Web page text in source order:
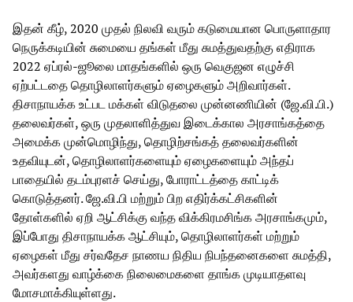
இதன் கீழ், 2020 முதல் நிலவி வரும் கடுமையான பொருளாதார
நெருக்கடியின் சுமையை தங்கள் மீது சுமத்துவதற்கு எதிராக
2022 ஏப்ரல்-ஜூலை மாதங்களில் ஒரு வெகுஜன எழுச்சி
ஏற்பட்டதை தொழிலாளர்களும் ஏழைகளும் அறிவார்கள்.
திசாநாயக்க உட்பட மக்கள் விடுதலை முன்னணியின் (ஜே.வி.பி.)
தலைவர்கள், ஒரு முதலாளித்துவ இடைக்கால அரசாங்கத்தை
அமைக்க முன்மொழிந்து, தொழிற்சங்கத் தலைவர்களின்
உதவியுடன், தொழிலாளர்களையும் ஏழைகளையும் அந்தப்
பாதையில் தடம்புரளச் செய்து, போராட்டத்தை காட்டிக்
கொடுத்தனர். ஜே.வி.பி மற்றும் பிற எதிர்க்கட்சிகளின்
தோள்களில் ஏறி ஆட்சிக்கு வந்த விக்கிரமசிங்க அரசாங்கமும்,
இப்போது திசாநாயக்க ஆட்சியும், தொழிலாளர்கள் மற்றும்
ஏழைகள் மீது சர்வதேச நாணய நிதிய நிபந்தனைகளை சுமத்தி,
அவர்களது வாழ்க்கை நிலைமைகளை தாங்க முடியாதளவு
மோசமாக்கியுள்ளது.